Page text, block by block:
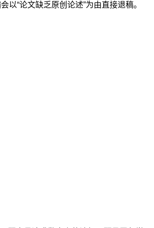
“论文缺乏原创论述”为由直接退稿。